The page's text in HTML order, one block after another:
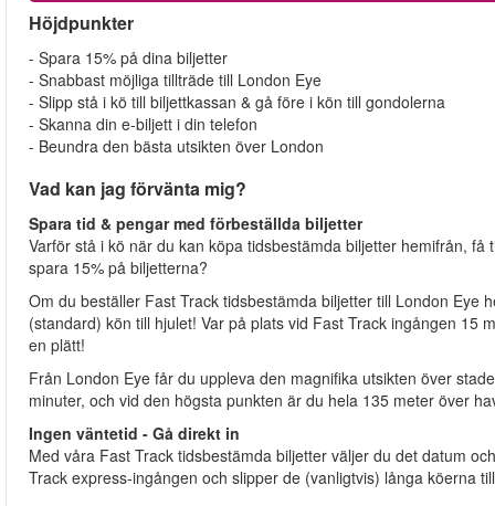
Höjdpunkter
- Spara 15% på dina biljetter
- Snabbast möjliga tillträde till London Eye
- Slipp stå i kö till biljettkassan & gå före i kön till gondolerna
- Skanna din e-biljett i din telefon
- Beundra den bästa utsikten över London
Vad kan jag förvänta mig?
Spara tid & pengar med förbeställda biljetter
Varför stå i kö när du kan köpa tidsbestämda biljetter hemifrån,
spara 15% på biljetterna?
Om du beställer Fast Track tidsbestämda biljetter till London
(standard) kön till hjulet! Var på plats vid Fast Track ingången 15
en plätt!
Från London Eye får du uppleva den magnifika utsikten över
minuter, och vid den högsta punkten är du hela 135 meter över
Ingen väntetid - Gå direkt in
Med våra Fast Track tidsbestämda biljetter väljer du det datum
Track express-ingången och slipper de (vanligtvis) långa köerna